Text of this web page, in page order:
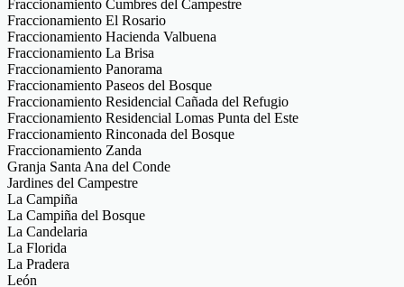
Fraccionamiento Cumbres del Campestre
Fraccionamiento El Rosario
Fraccionamiento Hacienda Valbuena
Fraccionamiento La Brisa
Fraccionamiento Panorama
Fraccionamiento Paseos del Bosque
Fraccionamiento Residencial Cañada del Refugio
Fraccionamiento Residencial Lomas Punta del Este
Fraccionamiento Rinconada del Bosque
Fraccionamiento Zanda
Granja Santa Ana del Conde
Jardines del Campestre
La Campiña
La Campiña del Bosque
La Candelaria
La Florida
La Pradera
León